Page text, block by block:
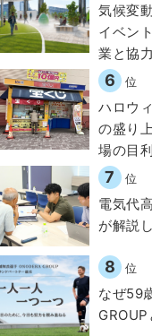
気候変
イベン
業と協力
6 位
ハロウ
の盛り
場の目
7 位
電気代
が解説
8 位
なぜ59
GROUP